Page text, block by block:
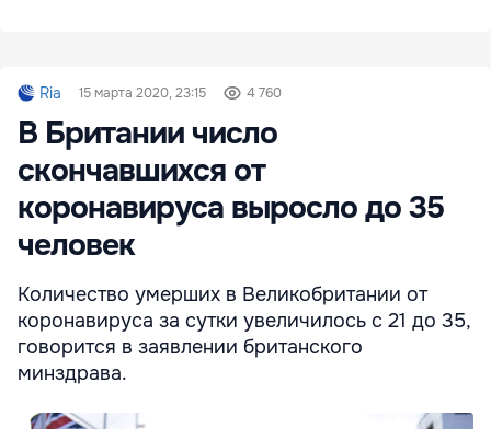
Ria 15 марта 2020, 23:15 4 760
В Британии число
скончавшихся от
коронавируса выросло до 35
человек
Количество умерших в Великобритании от
коронавируса за сутки увеличилось с 21 до 35,
говорится в заявлении британского
минздрава.